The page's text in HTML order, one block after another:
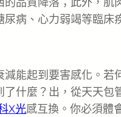
病、心力弱竭等臨床
能起到要害感化。若
什麼？出，從天天包
X光感互換。你必須體